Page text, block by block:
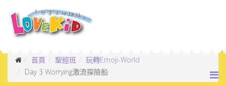
首頁 聖經班
玩轉Emoji-World
Day 3 Worrying激流探險船